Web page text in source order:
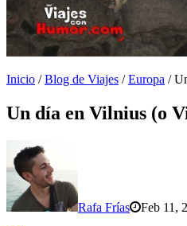
Inicio /Blog de Viajes /Europa /
Un día en Vilnius (o
Rafa Frías Feb 11,